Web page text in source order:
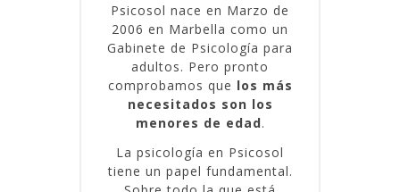
Psicosol nace en Marzo de
2006 en Marbella como un
Gabinete de Psicología para
adultos. Pero pronto
comprobamos que los más
necesitados son los
menores de edad.
La psicología en Psicosol
tiene un papel fundamental.